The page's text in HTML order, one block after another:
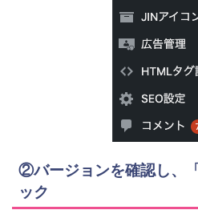
②バージョンを確認し、
ック